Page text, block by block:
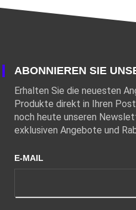
ABONNIEREN SIE
Erhalten Sie die neuesten
Produkte direkt in Ihren
noch heute unseren
exklusiven Angebote und
E-MAIL